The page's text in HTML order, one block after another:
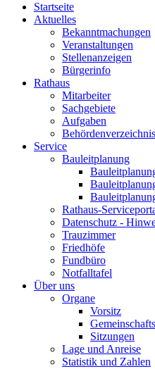
Startseite
Aktuelles
Bekanntmachungen
Veranstaltungen
Stellenanzeigen
Bürgerinfo
Rathaus
Mitarbeiter
Sachgebiete
Aufgaben
Behördenverzeichnis
Service
Bauleitplanung
Rathaus-
Datenschutz -
Trauzimmer
Friedhöfe
Fundbüro
Notfalltafel
Über uns
Organe
Vorsitz
Sitzungen
Lage und Anreise
Statistik und Zahlen